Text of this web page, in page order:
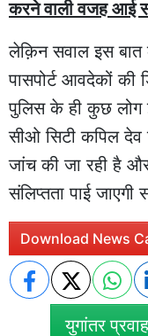
करने वाली वजह आई
लेक़िन सवाल इस
पासपोर्ट आवदेकों की
पुलिस के ही कुछ लोग
सीओ सिटी कपिल देव
जांच की जा रही है
संलिप्तता पाई जाएगी
Download News
युगांतर